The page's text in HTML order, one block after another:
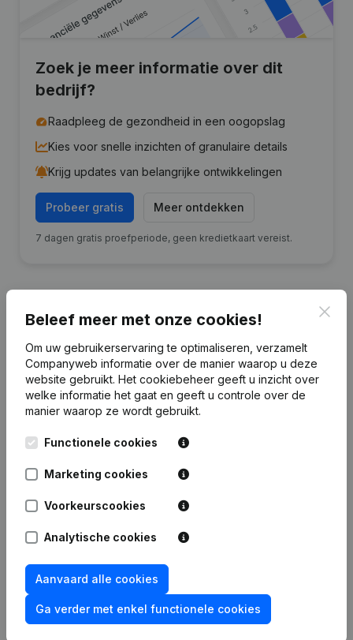
Zoek je meer informatie over dit
bedrijf?
Raadpleeg de gezondheid in een oogopslag
Kies voor snelle inzichten of granulaire details
Krijg updates van belangrijke ontwikkelingen
Probeer gratis Meer ontdekken
7 dagen gratis proefperiode, geen kredietkaart vereist.
International
2017
Winst/Verlies €-13.050 €-110.896
Eigen
Brutomarge € 53.942
Beleef meer met onze cookies!
Om uw gebruikerservaring te optimaliseren, verzamelt
Companyweb informatie over de manier waarop u deze
website gebruikt. Het cookiebeheer geeft u inzicht over
welke informatie het gaat en geeft u controle over de
manier waarop ze wordt gebruikt.
Functionele cookies
Marketing cookies
Voorkeurscookies
Analytische cookies
Aanvaard alle cookies
Ga verder met enkel functionele cookies